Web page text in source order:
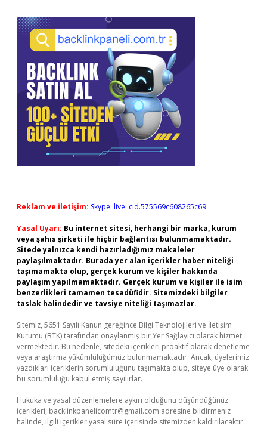
Reklam ve İletişim: Skype: live:.cid.575569c608265c69
Yasal Uyarı: Bu internet sitesi, herhangi bir marka, kurum
veya şahıs şirketi ile hiçbir bağlantısı bulunmamaktadır.
Sitede yalnızca kendi hazırladığımız makaleler
paylaşılmaktadır. Burada yer alan içerikler haber niteliği
taşımamakta olup, gerçek kurum ve kişiler hakkında
paylaşım yapılmamaktadır. Gerçek kurum ve kişiler ile isim
benzerlikleri tamamen tesadüfidir. Sitemizdeki bilgiler
taslak halindedir ve tavsiye niteliği taşımazlar.
Sitemiz, 5651 Sayılı Kanun gereğince Bilgi Teknolojileri ve İletişim
Kurumu (BTK) tarafından onaylanmış bir Yer Sağlayıcı olarak hizmet
vermektedir. Bu nedenle, sitedeki içerikleri proaktif olarak denetleme
veya araştırma yükümlülüğümüz bulunmamaktadır. Ancak, üyelerimiz
yazdıkları içeriklerin sorumluluğunu taşımakta olup, siteye üye olarak
bu sorumluluğu kabul etmiş sayılırlar.
Hukuka ve yasal düzenlemelere aykırı olduğunu düşündüğünüz
içerikleri, backlinkpanelicomtr@gmail.com adresine bildirmeniz
halinde, ilgili içerikler yasal süre içerisinde sitemizden kaldırılacaktır.